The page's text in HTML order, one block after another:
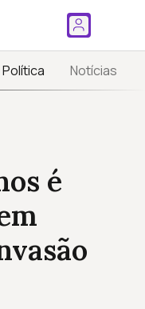
Política Notícias
é